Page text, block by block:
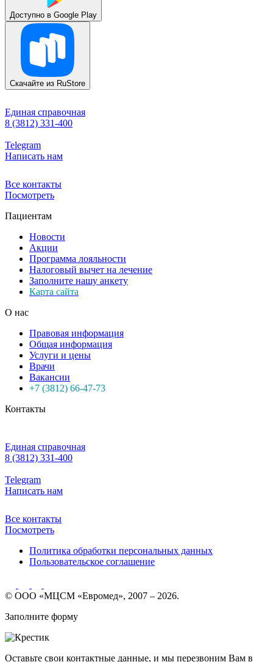
Доступно в Google Play
Скачайте из RuStore
Единая справочная
8 (3812) 331-400
Telegram
Написать нам
Все контакты
Посмотреть
Пациентам
Новости
Акции
Программа лояльности
Налоговый вычет на лечение
Заполните нашу анкету
Карта сайта
О нас
Правовая информация
Общая информация
Услуги и цены
Врачи
Вакансии
+7 (3812) 66-47-73
Контакты
Единая справочная
8 (3812) 331-400
Telegram
Написать нам
Все контакты
Посмотреть
Политика обработки персональных данных
Пользовательское соглашение
© ООО «МЦСМ «Евромед», 2007 – 2026.
Заполните форму
Оставьте свои контактные данные, и мы перезвоним Вам в